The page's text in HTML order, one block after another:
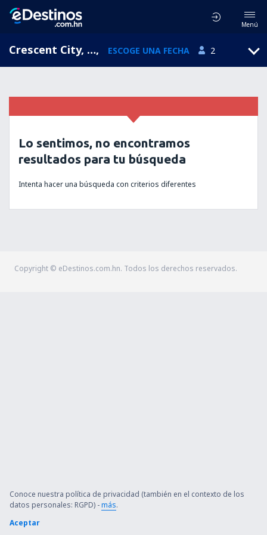
Menú
Crescent City, Florida, Estados Unidos, ESCOGE UNA FECHA 2
Lo sentimos, no encontramos
resultados para tu búsqueda
Intenta hacer una búsqueda con criterios diferentes
Copyright © eDestinos.com.hn. Todos los derechos reservados.
Conoce nuestra política de privacidad (también en el contexto de los
datos personales: RGPD) -más.
Aceptar